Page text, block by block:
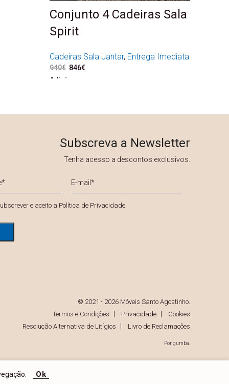
Conjunto 4 Cadeiras Sala
Spirit
Cadeiras Sala Jantar, Entrega Imediata
940€ O preço original era: 940€.
846€O preço atual é: 846€.
Adicionar
Subscreva a Newsletter
Tenha acesso a descontos exclusivos.
mail
* e aceito a Política de Privacidade.
© 2021 - 2026 Móveis Santo Agostinho.
Termos e Condições
Privacidade
Cookies
Resolução Alternativa de Litígios
Livro de Reclamações
Porgumba.
Ok